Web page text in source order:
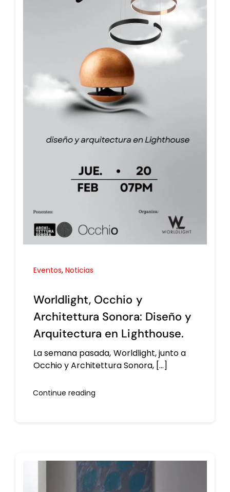
Eventos,Noticias
Worldlight, Occhio y
Architettura Sonora: Diseño y
Arquitectura en Lighthouse.
La semana pasada, Worldlight, junto a
Occhio y Architettura Sonora, [...]
Continue reading